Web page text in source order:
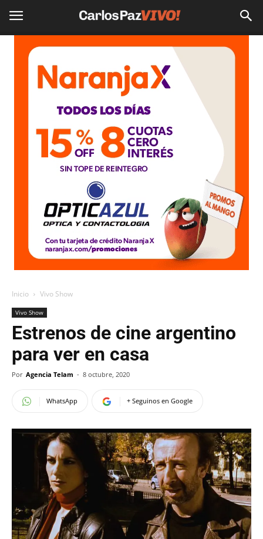
Inicio Vivo Show
Vivo Show
Estrenos de cine argentino
para ver en casa
Por Agencia Telam - 8 octubre, 2020
WhatsApp + Seguinos en Google